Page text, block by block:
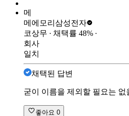
메
메에모리 삼성전자
코상무 ∙ 채택률 48% ∙
회사
일치
채택된 답변
굳이 이름을 제외할 필요는 없
좋아요 0